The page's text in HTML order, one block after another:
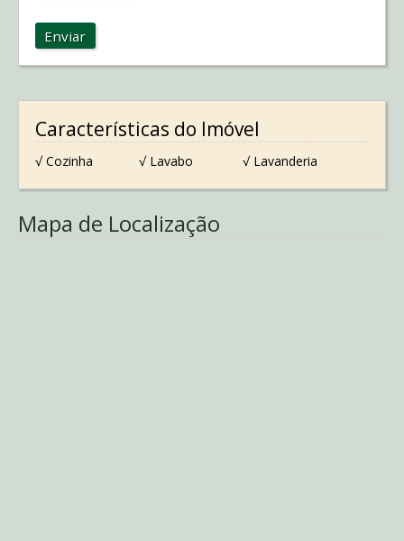
Enviar
Características do Imóvel
√ Cozinha √ Lavabo √ Lavanderia
Mapa de Localização